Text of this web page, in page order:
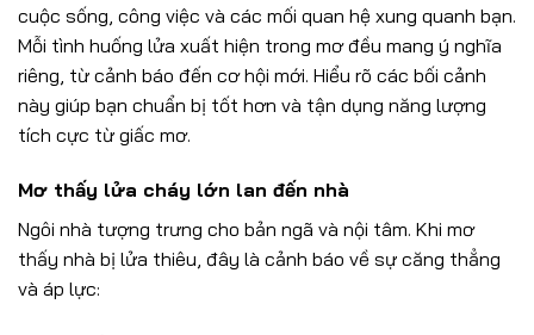
cuộc sống, công việc và các mối quan hệ xung quanh bạn.
Mỗi tình huống lửa xuất hiện trong mơ đều mang ý nghĩa
riêng, từ cảnh báo đến cơ hội mới. Hiểu rõ các bối cảnh
này giúp bạn chuẩn bị tốt hơn và tận dụng năng lượng
tích cực từ giấc mơ.
Mơ thấy lửa cháy lớn lan đến nhà
Ngôi nhà tượng trưng cho bản ngã và nội tâm. Khi mơ
thấy nhà bị lửa thiêu, đây là cảnh báo về sự căng thẳng
và áp lực: